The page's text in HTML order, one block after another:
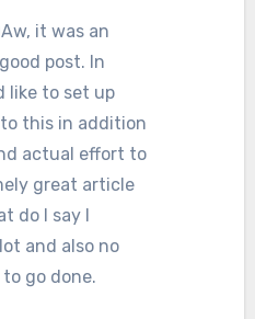
it was an
post. In
like to set up
this in addition
actual effort to
great article
do I say I
and also no
go done.